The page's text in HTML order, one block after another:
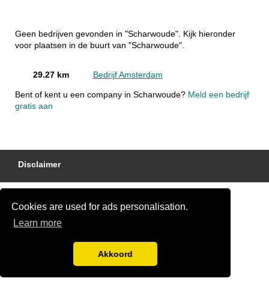
Cookies are used for ads personalisation.
Learn more
Akkoord
Geen bedrijven gevonden in "Scharwoude". Kijk hieronder
voor plaatsen in de buurt van "Scharwoude".
29.27 km Bedrijf Amsterdam
Bent of kent u een company in Scharwoude? Meld een bedrijf
gratis aan
Disclaimer